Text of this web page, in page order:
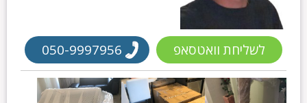
לשליחת וואטסאפ 050-9997956